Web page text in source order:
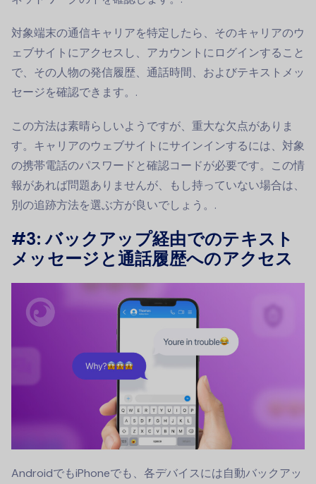
対象端末の通信キャリアを特定したら、そのキャリアのウ
ェブサイトにアクセスし、アカウントにログインすること
で、その人物の発信履歴、通話時間、およびテキストメッ
セージを確認できます。.
この方法は素晴らしいようですが、重大な欠点がありま
す。キャリアのウェブサイトにサインインするには、対象
の携帯電話のパスワードと確認コードが必要です。この情
報があれば問題ありませんが、もし持っていない場合は、
別の追跡方法を選ぶ方が良いでしょう。.
#3: バックアップ経由でのテキスト
メッセージと通話履歴へのアクセス
AndroidでもiPhoneでも、各デバイスには自動バックアッ